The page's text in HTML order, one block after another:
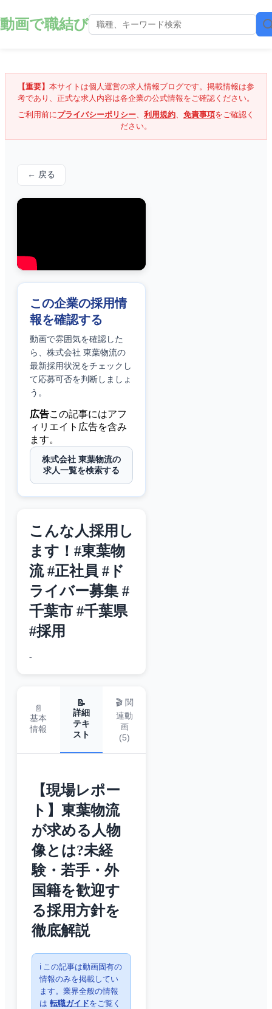
動画で職結び
【重要】 本サイトは個人運営の求人情報ブログです。掲載情報は参
考であり、正式な求人内容は各企業の公式情報をご確認ください。
ご利用前にプライバシーポリシー、 利用規約、 免責事項をご確認く
ださい。
← 戻る
この企業の採用情
報を確認する
動画で雰囲気を確認した
ら、 株式会社 東葉物流の
最新採用状況をチェックし
て応募可否を判断しましょ
う。
広告この記事にはアフ
ィリエイト広告を含み
ます。
株式会社 東葉物流の
求人一覧を検索する
こんな人採用し
ます！#東葉物
流 #正社員 #ド
ライバー募集 #
千葉市 #千葉県
#採用
-
📄
基本
情報
📝
詳細
テキ
スト
🎬 関
連動
画
(5)
【現場レポー
ト】東葉物流
が求める人物
像とは?未経
験・若手・外
国籍を歓迎す
る採用方針を
徹底解説
ℹ️ この記事は動画固有の
情報のみを掲載してい
ます。業界全般の情報
は 転職ガイドをご覧く